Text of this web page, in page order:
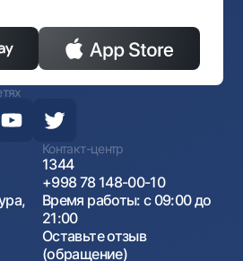
Контакт-центр
1344
+998 78 148-00-10
Время работы: с 09:00 до
21:00
Оставьте отзыв
(обращение)